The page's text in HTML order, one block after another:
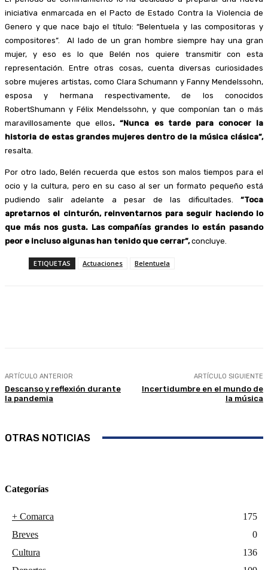
iniciativa enmarcada en el Pacto de Estado Contra la Violencia de
Genero y que nace bajo el título: “Belentuela y las compositoras y
compositores”. Al lado de un gran hombre siempre hay una gran
mujer, y eso es lo que Belén nos quiere transmitir con esta
representación. Entre otras cosas, cuenta diversas curiosidades
sobre mujeres artistas, como Clara Schumann y Fanny Mendelssohn,
esposa y hermana respectivamente, de los conocidos
RobertShumann y Félix Mendelssohn, y que componían tan o más
maravillosamente que ellos. “Nunca es tarde para conocer la
historia de estas grandes mujeres dentro de la música clásica”,
resalta.
Por otro lado, Belén recuerda que estos son malos tiempos para el
ocio y la cultura, pero en su caso al ser un formato pequeño está
pudiendo salir adelante a pesar de las dificultades. “Toca
apretarnos el cinturón, reinventarnos para seguir haciendo lo
que más nos gusta. Las compañías grandes lo están pasando
peor e incluso algunas han tenido que cerrar”,concluye.
ETIQUETAS Actuaciones Belentuela
ARTÍCULO ANTERIOR
Descanso y reflexión durante
la pandemia
ARTÍCULO SIGUIENTE
Incertidumbre en el mundo de
la música
OTRAS NOTICIAS
Categorías
+ Comarca
175
Breves
0
Cultura
136